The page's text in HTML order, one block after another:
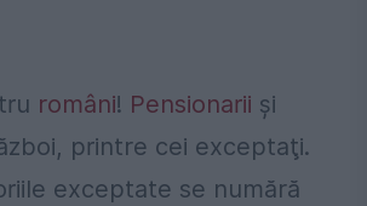
români! Pensionarii şi
printre cei exceptaţi.
exceptate se numără